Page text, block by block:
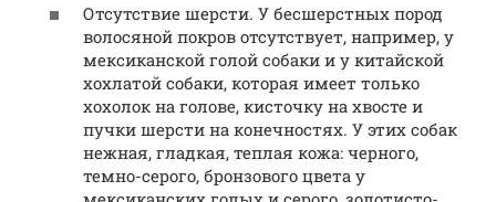
Отсутствие шерсти. У бесшерстных пород
волосяной покров отсутствует, например, у
мексиканской голой собаки и у китайской
хохлатой собаки, которая имеет только
хохолок на голове, кисточку на хвосте и
пучки шерсти на конечностях. У этих собак
нежная, гладкая, теплая кожа: черного,
темно-серого, бронзового цвета у